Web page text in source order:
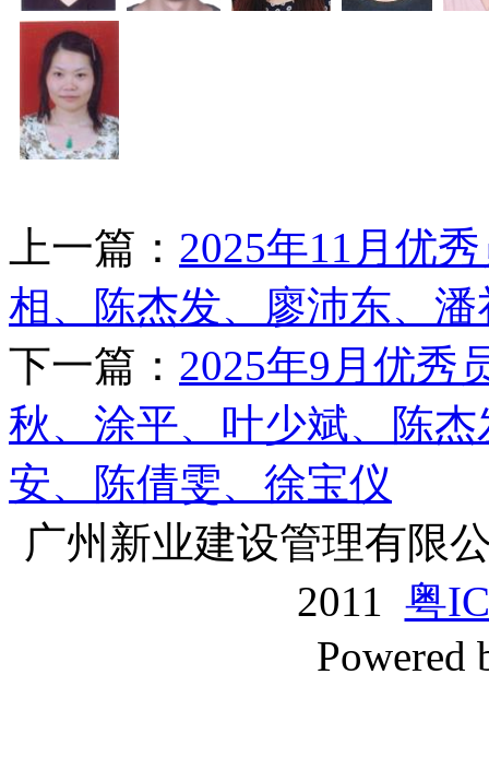
上一篇： 2025年11月优
相、陈杰发、廖沛东、
下一篇： 2025年9月优秀
秋、涂平、叶少斌、陈
安、陈倩雯、徐宝仪
广州新业建设管理有限
2011 粤
Powered